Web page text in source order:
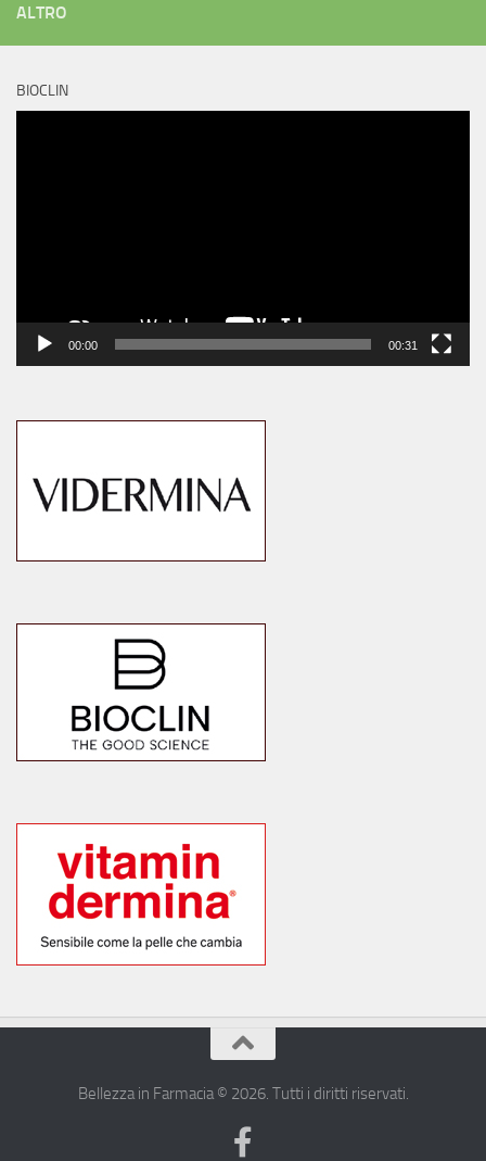
ALTRO
BIOCLIN
00:00 00:31
Bellezza in Farmacia © 2026. Tutti i diritti riservati.